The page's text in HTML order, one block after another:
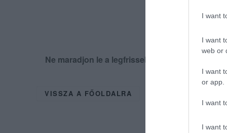
I want
I want
web or
I want
or app.
I want
I want
Ne maradjon le a legfrissebb hírekről,
VISSZA A FŐOLDALRA